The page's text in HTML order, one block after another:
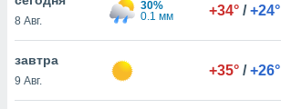
действия
на веб-
8 Авг.
30%
0.1 мм
+34° / +24°
завтра
9 Авг.
+35° / +26°